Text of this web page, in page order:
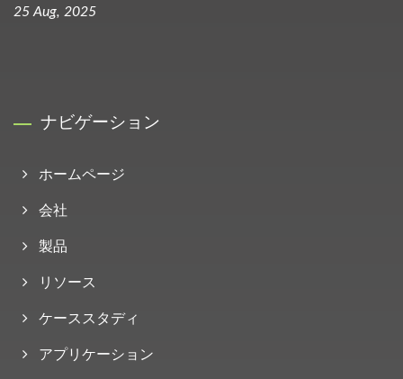
25 Aug, 2025
ナビゲーション
ホームページ
会社
製品
リソース
ケーススタディ
アプリケーション